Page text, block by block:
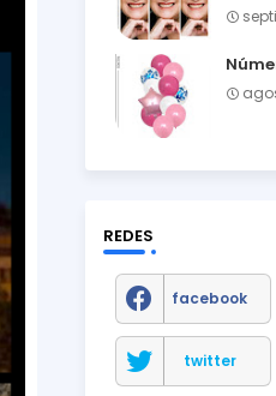
REDES
facebook
twitter